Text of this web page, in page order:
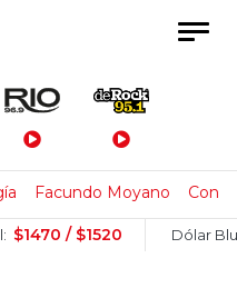
Facundo Moyano
/ $1520 Dólar Blue: